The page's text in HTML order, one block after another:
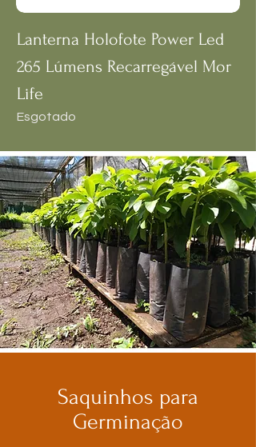
Lanterna Holofote Power Led
265 Lúmens Recarregável Mor
Life
Esgotado
Saquinhos para
Germinação